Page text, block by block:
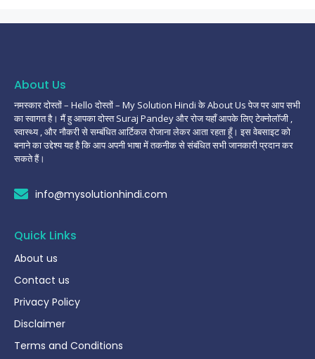
About Us
नमस्कार दोस्तों – Hello दोस्तों – My Solution Hindi के About Us पेज पर आप सभी
का स्वागत है। मैं हु आपका दोस्त Suraj Pandey और रोज यहाँ आपके लिए टेक्नोलॉजी ,
स्वास्थ्य , और नौकरी से सम्बंधित आर्टिकल रोजाना लेकर आता रहता हूँ। इस वेबसाइट को
बनाने का उद्देश्य यह है कि आप अपनी भाषा में तकनीक से संबंधित सभी जानकारी प्रदान कर
सकते हैं।
info@mysolutionhindi.com
Quick Links
About us
Contact us
Privacy Policy
Disclaimer
Terms and Conditions